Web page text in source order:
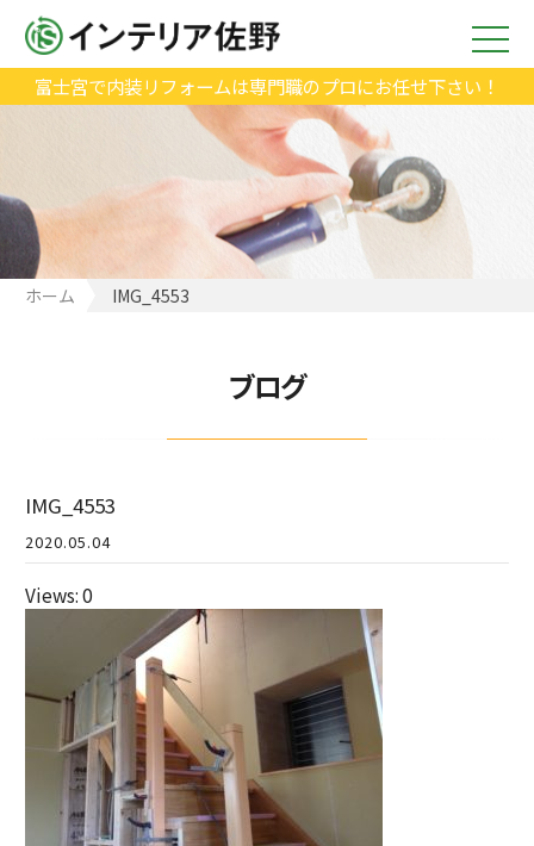
富士宮で内装リフォームは専門職のプロにお任せ下さい！
ホーム IMG_4553
ブログ
IMG_4553
2020.05.04
Views: 0